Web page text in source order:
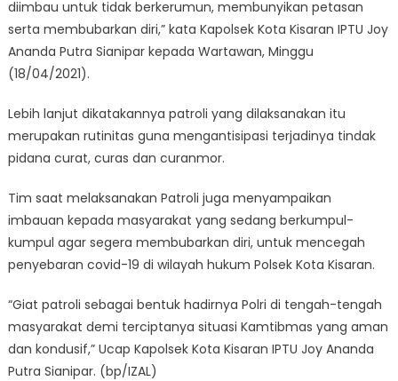
diimbau untuk tidak berkerumun, membunyikan petasan
serta membubarkan diri,” kata Kapolsek Kota Kisaran IPTU Joy
Ananda Putra Sianipar kepada Wartawan, Minggu
(18/04/2021).
Lebih lanjut dikatakannya patroli yang dilaksanakan itu
merupakan rutinitas guna mengantisipasi terjadinya tindak
pidana curat, curas dan curanmor.
Tim saat melaksanakan Patroli juga menyampaikan
imbauan kepada masyarakat yang sedang berkumpul-
kumpul agar segera membubarkan diri, untuk mencegah
penyebaran covid-19 di wilayah hukum Polsek Kota Kisaran.
“Giat patroli sebagai bentuk hadirnya Polri di tengah-tengah
masyarakat demi terciptanya situasi Kamtibmas yang aman
dan kondusif,” Ucap Kapolsek Kota Kisaran IPTU Joy Ananda
Putra Sianipar. (bp/IZAL)